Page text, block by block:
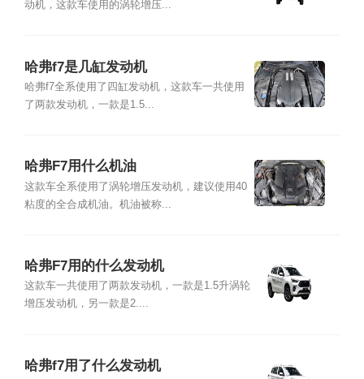
动机，这款车使用的涡轮增压...
哈弗f7是几缸发动机
哈弗f7全系使用了四缸发动机，这款车一共使用
了两款发动机，一款是1.5...
哈弗F7用什么机油
这款车全系使用了涡轮增压发动机，建议使用40
粘度的全合成机油。机油被称...
哈弗F7用的什么发动机
这款车一共使用了两款发动机，一款是1.5升涡轮
增压发动机，另一款是2....
哈弗f7用了什么发动机